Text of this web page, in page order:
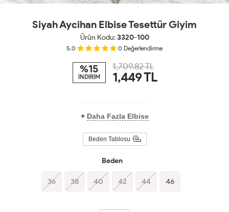
Siyah Aycihan Elbise Tesettür Giyim
Ürün Kodu:3320-100
5.0 0 Değerlendirme
%15
İNDİRİM
1,709.82 TL
1,449TL
+ Daha Fazla Elbise
Beden Tablosu
Beden
36 38 40 42 44 46